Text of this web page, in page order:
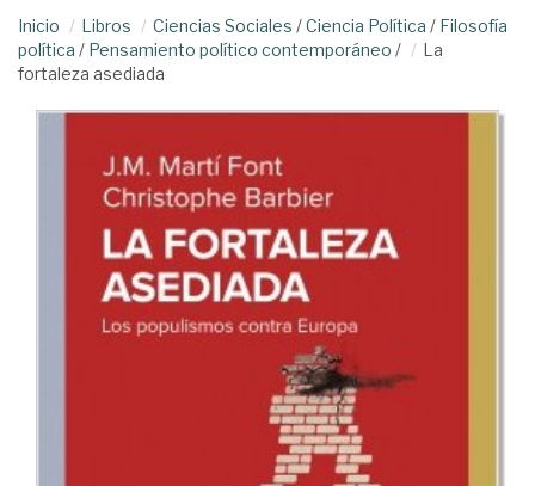
Inicio Libros Ciencias Sociales /Ciencia Política / Filosofía
política / Pensamiento político contemporáneo /
La
fortaleza asediada